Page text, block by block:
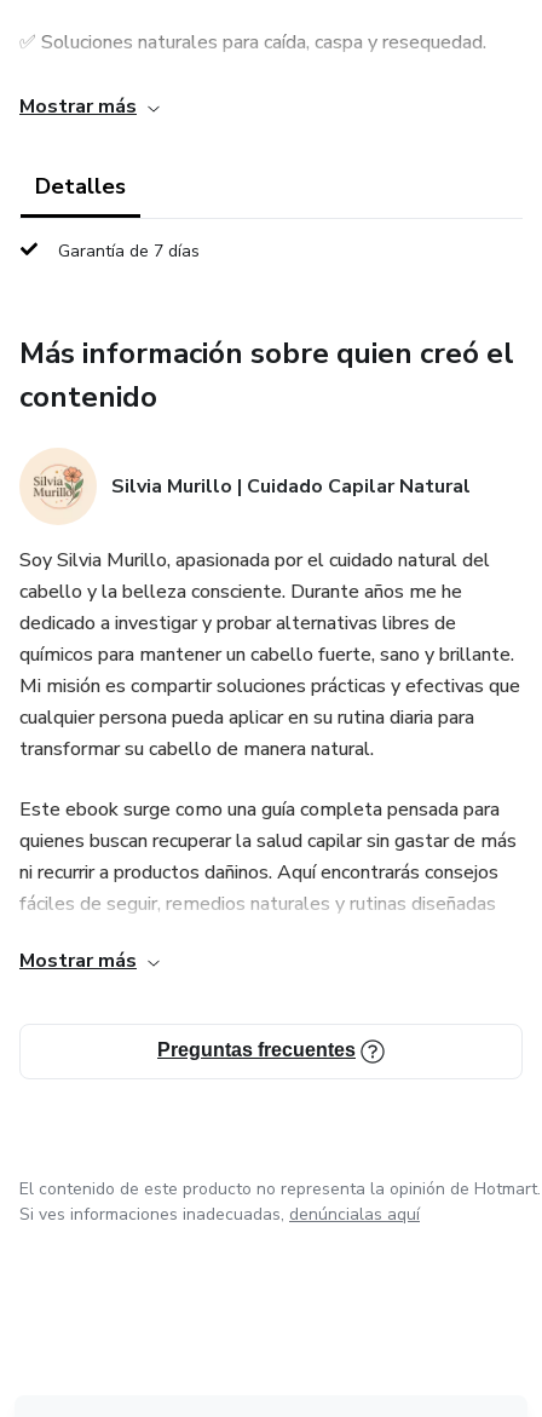
✅ Soluciones naturales para caída, caspa y resequedad.
✅ Rutinas semanales y consejos de oro✨ para una melena
✅ Guía de aceites, tónicos y técnicas de estilizado natural.
💖 Ideal para quienes buscan un estilo de vida más
¡Tú cabello brillará como nunca! ✨💪
Mostrar más
Detalles
Garantía de 7 días
Más información sobre quien creó el
contenido
Silvia Murillo | Cuidado Capilar Natural
Soy Silvia Murillo, apasionada por el cuidado natural del
cabello y la belleza consciente. Durante años me he
dedicado a investigar y probar alternativas libres de
químicos para mantener un cabello fuerte, sano y brillante.
Mi misión es compartir soluciones prácticas y efectivas que
cualquier persona pueda aplicar en su rutina diaria para
transformar su cabello de manera natural.
Este ebook surge como una guía completa pensada para
quienes buscan recuperar la salud capilar sin gastar de más
ni recurrir a productos dañinos. Aquí encontrarás consejos
fáciles de seguir, remedios naturales y rutinas diseñadas
sentirte segura, feliz y orgullosa de tu cabello,
Mostrar más
Preguntas frecuentes
El contenido de este producto no representa la opinión de Hotmart.
Si ves informaciones inadecuadas, denúncialas aquí